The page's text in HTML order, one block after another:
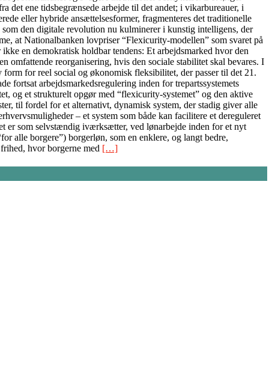
det ene tidsbegrænsede arbejde til det andet; i vikarbureauer, i
eller hybride ansættelsesformer, fragmenteres det traditionelle
den digitale revolution nu kulminerer i kunstig intelligens, der
at Nationalbanken lovpriser “Flexicurity-modellen” som svaret på
en demokratisk holdbar tendens: Et arbejdsmarked hvor den
reorganisering, hvis den sociale stabilitet skal bevares. I
for reel social og økonomisk fleksibilitet, der passer til det 21.
fortsat arbejdsmarkedsregulering inden for trepartssystemets
og et strukturelt opgør med “flexicurity-systemet” og den aktive
til fordel for et alternativt, dynamisk system, der stadig giver alle
– et system som både kan facilitere et dereguleret
er som selvstændig iværksætter, ved lønarbejde inden for et nyt
alle borgere”) borgerløn, som en enklere, og langt bedre,
hvor borgerne med […]